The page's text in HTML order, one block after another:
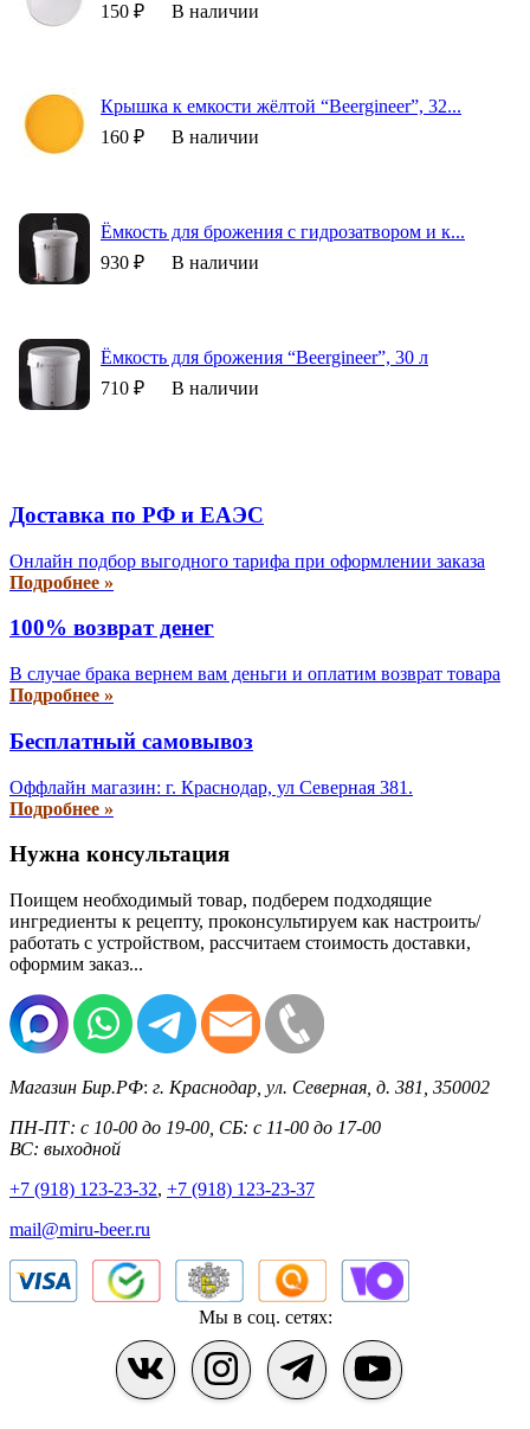
150 ₽
В наличии
Крышка к емкости жёлтой “Beergineer”, 32...
160 ₽
В наличии
Ёмкость для брожения с гидрозатвором и к...
930 ₽
В наличии
Ёмкость для брожения “Beergineer”, 30 л
710 ₽
В наличии
Доставка по РФ и EAЭС
Онлайн подбор выгодного тарифа при оформлении заказа
Подробнее »
100% возврат денег
В случае брака вернем вам деньги и оплатим возврат товара
Подробнее »
Бесплатный самовывоз
Оффлайн магазин: г. Краснодар, ул Северная 381.
Подробнее »
Нужна консультация
Поищем необходимый товар, подберем подходящие
ингредиенты к рецепту, проконсультируем как настроить/
работать с устройством, рассчитаем стоимость доставки,
оформим заказ...
Магазин Бир.РФ: г. Краснодар ул. Северная, д. 381 350002
ПН-ПТ: с 10-00 до 19-00, СБ: с 11-00 до 17-00
ВС: выходной
+7 (918) 123-23-32, +7 (918) 123-23-37
mail@miru-beer.ru
Мы в соц. сетях: